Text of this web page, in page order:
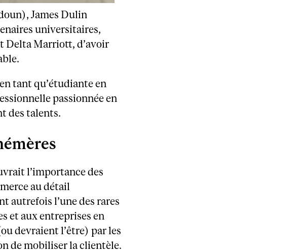
James Dulin
universitaires,
Delta Marriott, d’avoir
tant qu’étudiante en
passionnée en
des talents.
l’importance des
au détail
autrefois l’une des rares
et aux entreprises en
devraient l’être) par les
de mobiliser la clientèle.